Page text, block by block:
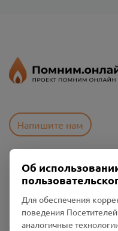
Напишите нам
Пользовательское
Политика
Промо-материалы
Настройки cookies
Об
Для обеспечения
поведения
аналогичные